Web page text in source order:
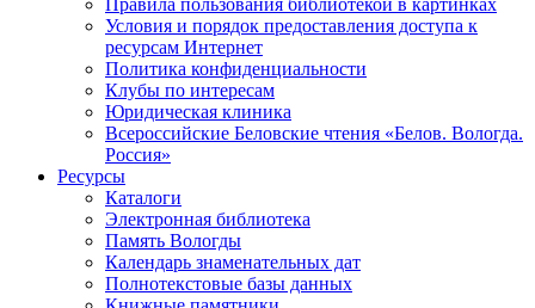
Правила пользования библиотекой в картинках
Условия и порядок предоставления доступа к
ресурсам Интернет
Политика конфиденциальности
Клубы по интересам
Юридическая клиника
Всероссийские Беловские чтения «Белов. Вологда.
Россия»
Ресурсы
Каталоги
Электронная библиотека
Память Вологды
Календарь знаменательных дат
Полнотекстовые базы данных